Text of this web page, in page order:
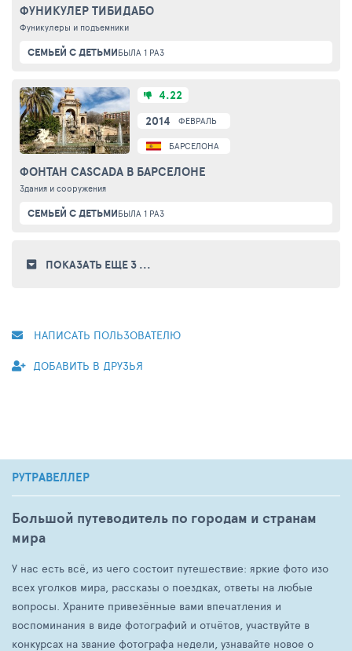
ФУНИКУЛЕР ТИБИДАБО
Фуникулеры и подъемники
СЕМЬЕЙ С ДЕТЬМИБЫЛА 1 РАЗ
2014 ФЕВРАЛЬ
БАРСЕЛОНА
ФОНТАН CASCADA В БАРСЕЛОНЕ
Здания и сооружения
4.22
СЕМЬЕЙ С ДЕТЬМИБЫЛА 1 РАЗ
ПОКАЗАТЬ ЕЩЕ 3 ...
НАПИСАТЬ ПОЛЬЗОВАТЕЛЮ
ДОБАВИТЬ В ДРУЗЬЯ
РУТРАВЕЛЛЕР
Большой путеводитель по городам и странам
мира
У нас есть всё, из чего состоит путешествие: яркие фото изо
всех уголков мира, рассказы о поездках, ответы на любые
вопросы. Храните привезённые вами впечатления и
воспоминания в виде фотографий и отчётов, участвуйте в
конкурсах на звание фотографа недели, узнавайте новое о